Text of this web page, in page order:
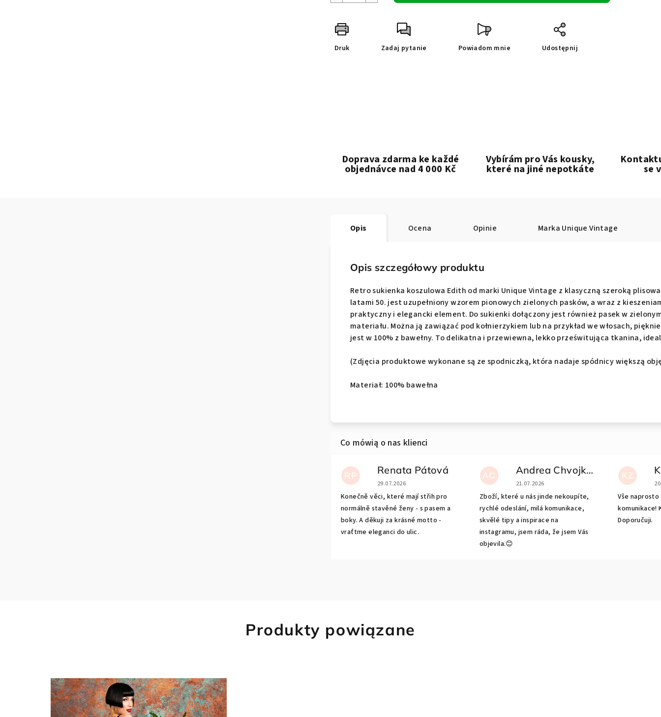
Druk Zadaj pytanie Powiadom mnie Udostępnij
Doprava zdarma ke každé
objednávce nad 4 000 Kč
Vybírám pro Vás kousky,
které na jiné nepotkáte se
Opis Ocena Opinie Marka Unique Vintage
Opis szczegółowy produktu
Retro sukienka koszulowa Edith od marki Unique Vintage z klasyczną szeroką
latami 50. jest uzupełniony wzorem pionowych zielonych pasków, a wraz z
praktyczny i elegancki element. Do sukienki dołączony jest również pasek w
materiału. Można ją zawiązać pod kołnierzykiem lub na przykład we włosach,
jest w 100% z bawełny. To delikatna i przewiewna, lekko prześwitująca tkanina,
(Zdjęcia produktowe wykonane są ze spodniczką, która nadaje spódnicy większą
Materiał: 100% bawełna
RP Renata Pátová
Ocena sklepu to 5 na 5 gwiazdek.
29.07.2026
Konečně věci, které mají střih pro
normálně stavěné ženy - s pasem a
boky. A děkuji za krásné motto -
vraťtme eleganci do ulic.
AC Andrea Chvojková
Ocena sklepu to 5 na 5 gwiazdek.
21.07.2026
Zboží, které u nás jinde nekoupíte,
rychlé odeslání, milá komunikace,
skvělé tipy a inspirace na
instagramu, jsem ráda, že jsem Vás
objevila.😊
KZ
Vše
komunikace!
Doporučuji.
Produkty powiązane